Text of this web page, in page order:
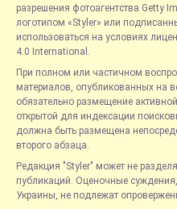
разрешения фотоагентства Getty
логотипом «Styler» или
использоваться на условиях
4.0 International.
При полном или частичном
материалов, опубликованных на
обязательно размещение
открытой для индексации
должна быть размещена
второго абзаца.
Редакция "Styler" может не
публикаций. Оценочные
Украины, не подлежат